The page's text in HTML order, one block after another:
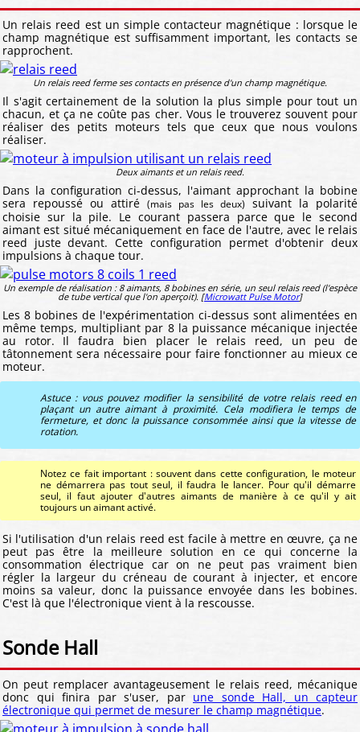
Un relais reed est un simple contacteur magnétique : lorsque le
champ magnétique est suffisamment important, les contacts se
rapprochent.
Un relais reed ferme ses contacts en présence d'un champ magnétique.
Il s'agit certainement de la solution la plus simple pour tout un
chacun, et ça ne coûte pas cher. Vous le trouverez souvent pour
réaliser des petits moteurs tels que ceux que nous voulons
réaliser.
Deux aimants et un relais reed.
Dans la configuration ci-dessus, l'aimant approchant la bobine
sera repoussé ou attiré (mais pas les deux)
suivant la polarité
choisie sur la pile. Le courant passera parce que le second
aimant est situé mécaniquement en face de l'autre, avec le relais
reed juste devant. Cette configuration permet d'obtenir deux
impulsions à chaque tour.
Un exemple de réalisation : 8 aimants, 8 bobines en série, un seul relais reed (l'espèce
de tube vertical que l'on aperçoit). [Microwatt Pulse Motor]
Les 8 bobines de l'expérimentation ci-dessus sont alimentées en
même temps, multipliant par 8 la puissance mécanique injectée
au rotor. Il faudra bien placer le relais reed, un peu de
tâtonnement sera nécessaire pour faire fonctionner au mieux ce
moteur.
Astuce : vous pouvez modifier la sensibilité de votre relais reed en
plaçant un autre aimant à proximité. Cela modifiera le temps de
fermeture, et donc la puissance consommée ainsi que la vitesse de
rotation.
Notez ce fait important : souvent dans cette configuration, le moteur
ne démarrera pas tout seul, il faudra le lancer. Pour qu'il démarre
seul, il faut ajouter d'autres aimants de manière à ce qu'il y ait
toujours un aimant activé.
Si l'utilisation d'un relais reed est facile à mettre en œuvre, ça ne
peut pas être la meilleure solution en ce qui concerne la
consommation électrique car on ne peut pas vraiment bien
régler la largeur du créneau de courant à injecter, et encore
moins sa valeur, donc la puissance envoyée dans les bobines.
C'est là que l'électronique vient à la rescousse.
Sonde Hall
On peut remplacer avantageusement le relais reed, mécanique
donc qui finira par s'user, par une sonde Hall, un capteur
électronique qui permet de mesurer le champ magnétique.